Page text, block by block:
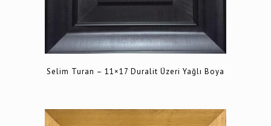
Selim Turan – 11×17 Duralit Üzeri Yağlı Boya